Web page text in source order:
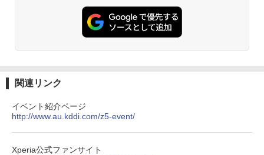
関連リンク
イベント紹介ページ
http://www.au.kddi.com/z5-event/
Xperia公式ファンサイト